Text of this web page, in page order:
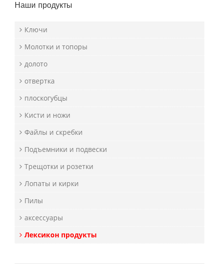
Наши продукты
Ключи
Молотки и топоры
долото
отвертка
плоскогубцы
Кисти и ножи
Файлы и скребки
Подъемники и подвески
Трещотки и розетки
Лопаты и кирки
Пилы
аксессуары
Лексикон продукты